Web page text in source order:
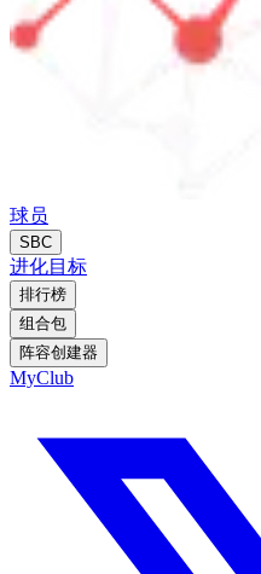
球员
SBC
进化目标
排行榜
组合包
阵容创建器
MyClub